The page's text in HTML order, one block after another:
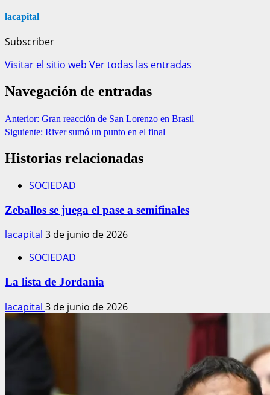
lacapital
Subscriber
Visitar el sitio web Ver todas las entradas
Navegación de entradas
Anterior: Gran reacción de San Lorenzo en Brasil
Siguiente: River sumó un punto en el final
Historias relacionadas
SOCIEDAD
Zeballos se juega el pase a semifinales
lacapital 3 de junio de 2026
SOCIEDAD
La lista de Jordania
lacapital 3 de junio de 2026